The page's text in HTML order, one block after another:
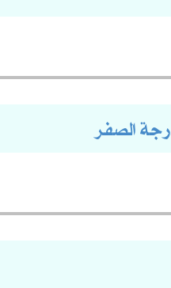
الصفر